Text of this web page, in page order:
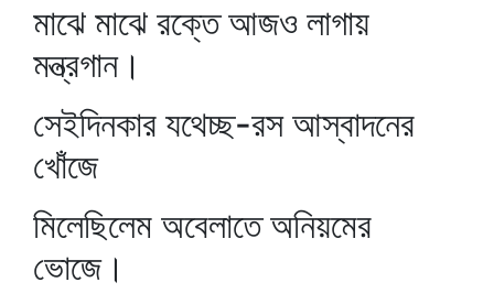
মাঝে মাঝে রক্তে আজও লাগায়
মন্ত্রগান।
সেইদিনকার যথেচ্ছ-রস আস্বাদনের
খোঁজে
মিলেছিলেম অবেলাতে অনিয়মের
ভোজে।